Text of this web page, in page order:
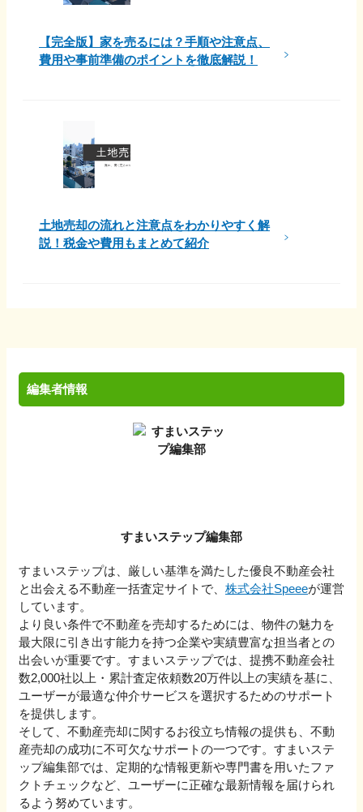
【完全版】家を売るには？手順や注意点、
費用や事前準備のポイントを徹底解説！
土地売却の流れと注意点をわかりやすく解
説！税金や費用もまとめて紹介
編集者情報
すまいステップ編集部
すまいステップは、厳しい基準を満たした優良不動産会社
と出会える不動産一括査定サイトで、 株式会社Speeeが運営
しています。
より良い条件で不動産を売却するためには、物件の魅力を
最大限に引き出す能力を持つ企業や実績豊富な担当者との
出会いが重要です。すまいステップでは、提携不動産会社
数2,000社以上・累計査定依頼数20万件以上の実績を基に、
ユーザーが最適な仲介サービスを選択するためのサポート
を提供します。
そして、不動産売却に関するお役立ち情報の提供も、不動
産売却の成功に不可欠なサポートの一つです。すまいステ
ップ編集部では、定期的な情報更新や専門書を用いたファ
クトチェックなど、ユーザーに正確な最新情報を届けられ
るよう努めています。